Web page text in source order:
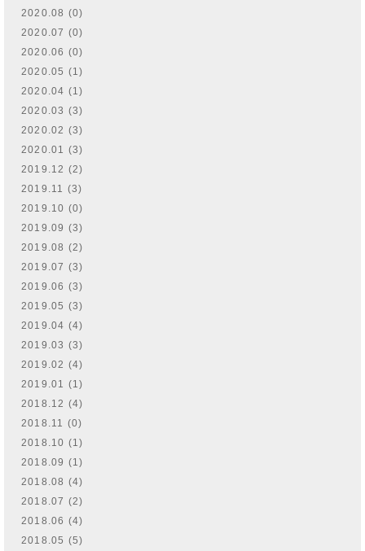
2020.08 (0)
2020.07 (0)
2020.06 (0)
2020.05 (1)
2020.04 (1)
2020.03 (3)
2020.02 (3)
2020.01 (3)
2019.12 (2)
2019.11 (3)
2019.10 (0)
2019.09 (3)
2019.08 (2)
2019.07 (3)
2019.06 (3)
2019.05 (3)
2019.04 (4)
2019.03 (3)
2019.02 (4)
2019.01 (1)
2018.12 (4)
2018.11 (0)
2018.10 (1)
2018.09 (1)
2018.08 (4)
2018.07 (2)
2018.06 (4)
2018.05 (5)